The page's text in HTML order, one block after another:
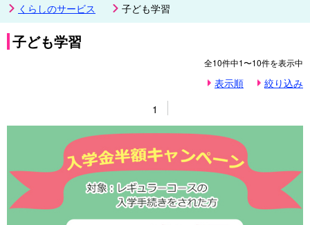
くらしのサービス 子ども学習
子ども学習
全10件中1〜10件を表示中
表示順
絞り込み
1